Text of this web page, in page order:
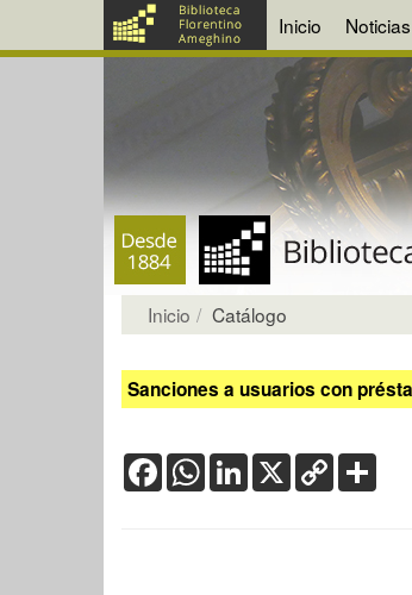
Inicio Noticias
Inicio Catálogo
Sanciones a usuarios con
FacebookWhatsApp
LinkedIn
X Copy
Link